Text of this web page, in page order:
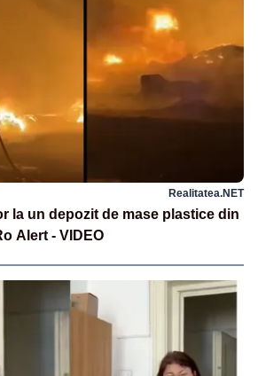
Realitatea.NET
la un depozit de mase plastice din
Alert - VIDEO